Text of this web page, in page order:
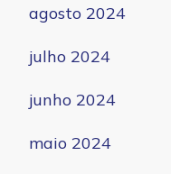
agosto 2024
julho 2024
junho 2024
maio 2024